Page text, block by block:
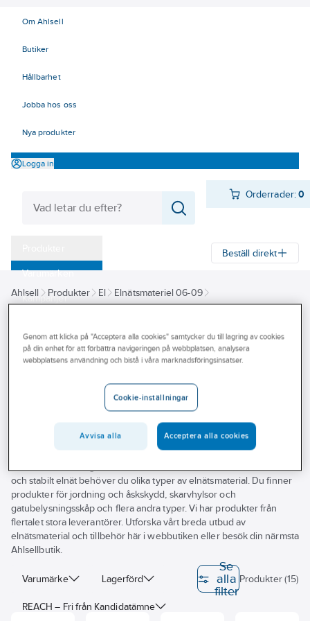
Om Ahlsell
Butiker
Hållbarhet
Jobba hos oss
Nya produkter
Logga in
Orderrader:0
Varumärken
Kampanjer
Branscher
Beställ direkt
Ahlsell Produkter El
Elnätsmateriel 06-09
Flatstifthylsa
Vi på Ahlsell hjälper dig hitta elnätsmaterial till dina uppdrag. Här
finner du kabelskåp och tillbehör för säker, smidig och professionell
installation. I ditt jobb vill kunderna att arbetet går snabbt,
strömtillförsel är vitala delar i vårt samhälle. Elnätet är som en räls där
och stabilt elnät behöver du olika typer av elnätsmaterial. Du finner
produkter för jordning och åskskydd, skarvhylsor och
gatubelysningsskåp och flera andra typer. Vi har produkter från
flertalet stora leverantörer. Utforska vårt breda utbud av
elnätsmaterial och tillbehör här i webbutiken eller besök din närmsta
Ahlsellbutik.
Varumärke Lagerförd
REACH – Fri från Kandidatämne
Se
alla
filter
Produkter (15)
Genom att klicka på "Acceptera alla cookies" samtycker du till lagring av cookies
på din enhet för att förbättra navigeringen på webbplatsen, analysera
webbplatsens användning och bistå i våra marknadsföringsinsatser.
Cookie-inställningar
Avvisa alla Acceptera alla cookies